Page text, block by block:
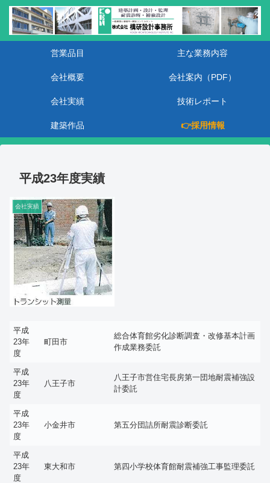
営業品目 主な業務内容
会社概要 会社案内（PDF）
会社実績 技術レポート
建築作品 👉採用情報
平成23年度実績
会社実績
平成
23年
度
町田市
総合体育館劣化診断調査・改修基本計画
作成業務委託
平成
23年
度
八王子市
八王子市営住宅長房第一団地耐震補強設
計委託
平成
23年
度
小金井市 第五分団詰所耐震診断委託
平成
23年
度
東大和市 第四小学校体育館耐震補強工事監理委託